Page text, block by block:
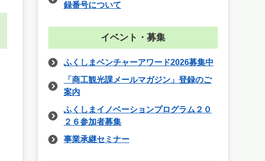
録番号について
イベント・募集
ふくしまベンチャーアワード2026募集中
「商工観光課メールマガジン」登録のご
案内
ふくしまイノベーションプログラム２０
２６参加者募集
事業承継セミナー